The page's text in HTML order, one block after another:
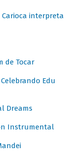
Carioca interpreta
de Tocar
Celebrando Edu
Dreams
Instrumental